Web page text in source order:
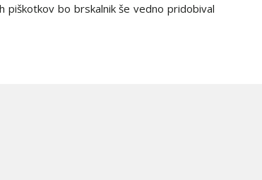
piškotkov bo brskalnik še vedno pridobival